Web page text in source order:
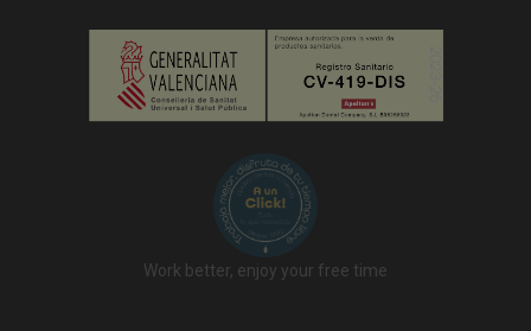
Work better, enjoy your free time